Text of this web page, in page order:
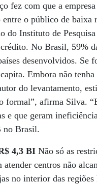
fez com que a
entre o público de
do Instituto de
No Brasil, 59%
desenvolvidos. Se
Embora não
do levantamento,
formal”, afirma Silva.
e que geram
no Brasil.
4,3 BI Não só as
atender centros não
no interior das